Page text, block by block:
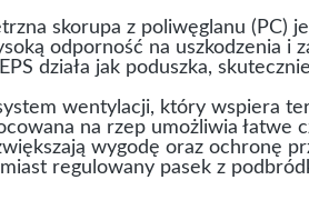
skorupa z poliwęglanu (PC)
odporność na uszkodzenia i
działa jak poduszka,
wentylacji, który wspiera
na rzep umożliwia łatwe
wygodę oraz ochronę
regulowany pasek z